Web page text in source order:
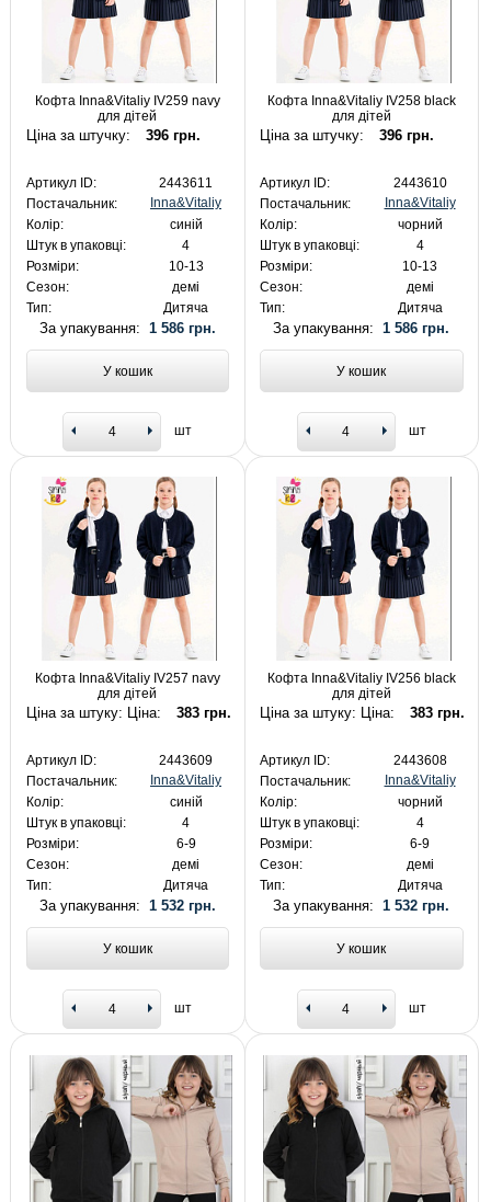
Кофта Inna&Vitaliy IV259 navy
для дітей
Ціна за штучку: 396 грн.
Артикул ID:
2443611
Постачальник:
Inna&Vitaliy
Колір:
синій
Штук в упаковці:
4
Розміри:
10-13
Сезон:
демі
Тип:
Дитяча
За упакування: 1 586 грн.
У кошик
шт
Кофта Inna&Vitaliy IV258 black
для дітей
Ціна за штучку: 396 грн.
Артикул ID:
2443610
Постачальник:
Inna&Vitaliy
Колір:
чорний
Штук в упаковці:
4
Розміри:
10-13
Сезон:
демі
Тип:
Дитяча
За упакування:1 586 грн.
У кошик
шт
Кофта Inna&Vitaliy IV257 navy
для дітей
Ціна за штуку: Ціна: 383 грн.
Артикул ID:
2443609
Постачальник:
Inna&Vitaliy
Колір:
синій
Штук в упаковці:
4
Розміри:
6-9
Сезон:
демі
Тип:
Дитяча
За упакування: 1 532 грн.
У кошик
шт
Кофта Inna&Vitaliy IV256 black
для дітей
Ціна за штуку: Ціна: 383 грн.
Артикул ID:
2443608
Постачальник:
Inna&Vitaliy
Колір:
чорний
Штук в упаковці:
4
Розміри:
6-9
Сезон:
демі
Тип:
Дитяча
За упакування:1 532 грн.
У кошик
шт